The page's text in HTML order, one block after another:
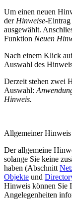
Um einen neuen
der Hinweise-Eintrag
ausgewählt.
Funktion Neuen
Nach einem Klick
Auswahl des
Derzeit stehen zwei
Auswahl:
Hinweis.
Allgemeiner Hinweis
Der allgemeine
solange Sie keine
haben (Abschnitt
Objekte und
Hinweis können Sie
Angelegenheiten